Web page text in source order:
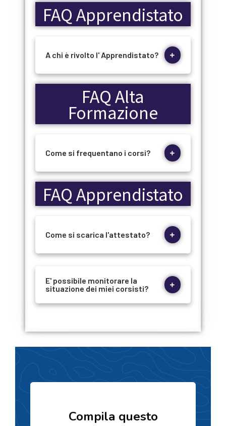
FAQ Apprendistato
A chi è rivolto l' Apprendistato?
FAQ Alta
Formazione
Come si frequentano i corsi?
FAQ Apprendistato
Come si scarica l'attestato?
E' possibile monitorare la
situazione dei miei corsisti?
Compila questo